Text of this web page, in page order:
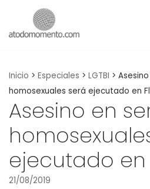
Skip
Inicio > Especiales > LGTBI >
homosexuales será ejecutado en
Asesino en
ejecutado en
21/08/2019